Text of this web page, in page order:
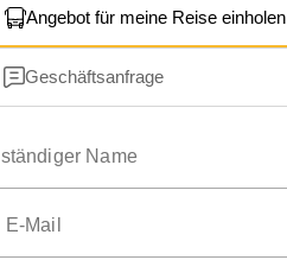
Angebot für meine Reise einholen
Geschäftsanfrage